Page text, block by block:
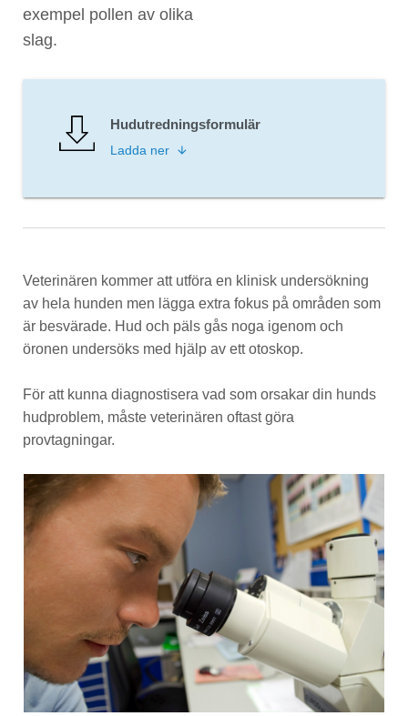
exempel pollen av olika
slag.
Hudutredningsformulär
Ladda ner
Veterinären kommer att utföra en klinisk undersökning
av hela hunden men lägga extra fokus på områden som
är besvärade. Hud och päls gås noga igenom och
öronen undersöks med hjälp av ett otoskop.
För att kunna diagnostisera vad som orsakar din hunds
hudproblem, måste veterinären oftast göra
provtagningar.